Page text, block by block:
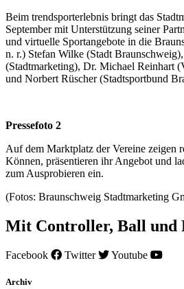
Beim trendsporterlebnis bringt das
September mit Unterstützung seiner
und virtuelle Sportangebote in die
n. r.) Stefan Wilke (Stadt
(Stadtmarketing), Dr. Michael Reinhart
und Norbert Rüscher (Stadtsportbund
Pressefoto 2
Auf dem Marktplatz der Vereine zeigen
Können, präsentieren ihr Angebot und
zum Ausprobieren ein.
(Fotos: Braunschweig Stadtmarketing
Mit Controller, Ball und
Facebook Twitter Youtube
Archiv